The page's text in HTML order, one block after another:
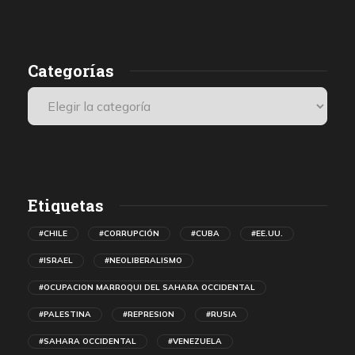
Categorías
Etiquetas
#CHILE #CORRUPCIÓN #CUBA #EE.UU.
#ISRAEL #NEOLIBERALISMO
#OCUPACION MARROQUI DEL SAHARA OCCIDENTAL
#PALESTINA #REPRESION #RUSIA
#SAHARA OCCIDENTAL #VENEZUELA